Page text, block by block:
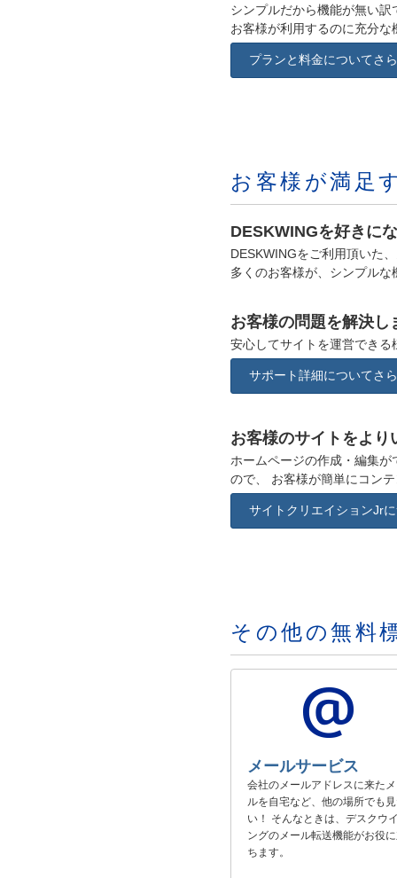
シンプルだから機能が無い訳
お客様が利用するのに充分
プランと料金についてさ
お客様が満足
DESKWINGを好きに
DESKWINGをご利用頂いた
多くのお客様が、シンプル
お客様の問題を解決し
安心してサイトを運営でき
サポート詳細についてさ
お客様のサイトをより
ホームページの作成・編集
ので、 お客様が簡単にコン
サイトクリエイションJr
その他の無料
メールサービス
会社のメールアドレスに来た
ルを自宅など、他の場所でも
い！ そんなときは、デスクウ
ングのメール転送機能がお役
ちます。